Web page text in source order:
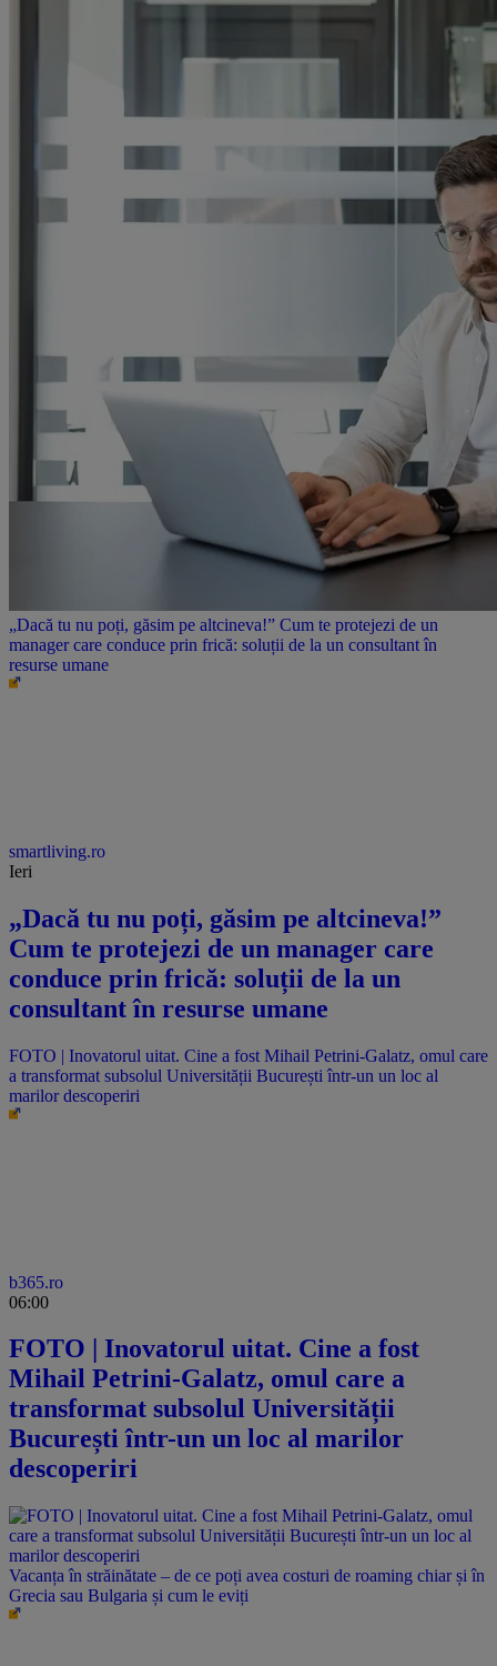
„Dacă tu nu poți, găsim pe altcineva!” Cum te protejezi de un
manager care conduce prin frică: soluții de la un consultant în
resurse umane
smartliving.ro
Ieri
„Dacă tu nu poți, găsim pe altcineva!”
Cum te protejezi de un manager care
conduce prin frică: soluții de la un
consultant în resurse umane
FOTO | Inovatorul uitat. Cine a fost Mihail Petrini-Galatz, omul care
a transformat subsolul Universității București într-un un loc al
marilor descoperiri
b365.ro
06:00
FOTO | Inovatorul uitat. Cine a fost
Mihail Petrini-Galatz, omul care a
transformat subsolul Universității
București într-un un loc al marilor
descoperiri
Vacanța în străinătate – de ce poți avea costuri de roaming chiar și în
Grecia sau Bulgaria și cum le eviți